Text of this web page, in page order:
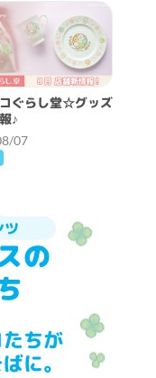
ぐらし堂☆グッズ
♪
07
ツ
の
ちが
に。